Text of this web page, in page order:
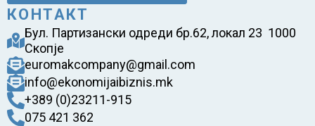
КОНТАКТ
Бул. Партизански одреди бр.62, локал 23 1000
Скопје
euromakcompany@gmail.com
info@ekonomijaibiznis.mk
+389 (0)23211-915
075 421 362